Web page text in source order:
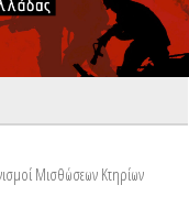
Μισθώσεων Κτηρίων